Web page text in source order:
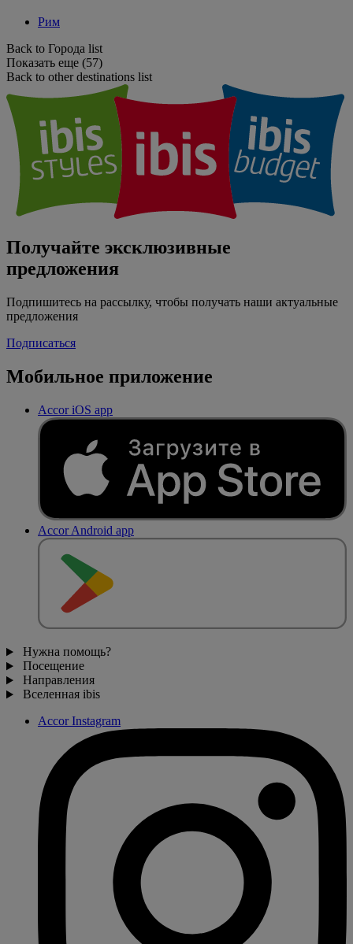
Рим
Back to Города list
Показать еще (57)
Back to other destinations list
Получайте эксклюзивные
предложения
Подпишитесь на рассылку, чтобы получать наши актуальные
предложения
Подписаться
Мобильное приложение
Accor iOS app
Accor Android app
Нужна помощь?
Посещение
Направления
Вселенная ibis
Accor Instagram